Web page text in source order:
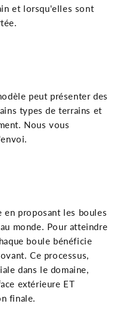
et lorsqu'elles sont
peut présenter des
types de terrains et
Nous vous
en proposant les boules
monde. Pour atteindre
boule bénéficie
Ce processus,
dans le domaine,
extérieure ET
finale.